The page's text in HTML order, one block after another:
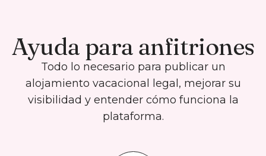
Ayuda para anfitriones
Todo lo necesario para publicar un
alojamiento vacacional legal, mejorar su
visibilidad y entender cómo funciona la
plataforma.